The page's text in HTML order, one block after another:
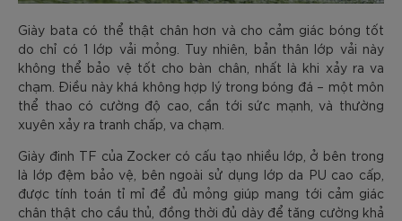
Giày bata có thể thật chân hơn và cho cảm giác bóng tốt
do chỉ có 1 lớp vải mỏng. Tuy nhiên, bản thân lớp vải này
không thể bảo vệ tốt cho bàn chân, nhất là khi xảy ra va
chạm. Điều này khá không hợp lý trong bóng đá – một môn
thể thao có cường độ cao, cần tới sức mạnh, và thường
xuyên xảy ra tranh chấp, va chạm.
Giày đinh TF của Zocker có cấu tạo nhiều lớp, ở bên trong
là lớp đệm bảo vệ, bên ngoài sử dụng lớp da PU cao cấp,
được tính toán tỉ mỉ để đủ mỏng giúp mang tới cảm giác
chân thật cho cầu thủ, đồng thời đủ dày để tăng cường khả